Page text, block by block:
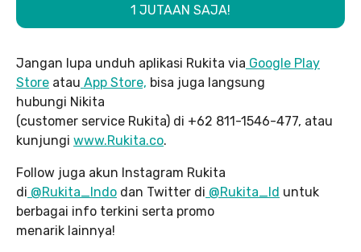
1 JUTAAN SAJA!
Jangan lupa unduh aplikasi Rukita via Google Play
Store atau App Store, bisa juga langsung
hubungi Nikita
(customer service Rukita) di +62 811-1546-477, atau
kunjungi www.Rukita.co.
Follow juga akun Instagram Rukita
di @Rukita_Indo dan Twitter di @Rukita_Id untuk
berbagai info terkini serta promo
menarik lainnya!